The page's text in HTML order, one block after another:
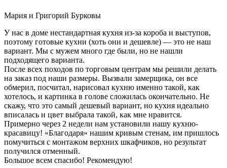
Мария и Григорий Бурковы
У нас в доме нестандартная кухня из-за короба и выступов,
поэтому готовые кухни (хоть они и дешевле) — это не наш
вариант. Мы с мужем много где были, но не нашли
подходящего варианта.
После всех походов по торговым центрам мы решили делать
на заказ под наши размеры. Вызвали замерщика, он все
обмерил, посчитал, нарисовал кухню именно такой, как
хотелось, и картинка в голове сложилась окончательно. Не
скажу, что это самый дешевый вариант, но кухня идеально
вписалась и цвет выбрала такой, как мне нравится.
Примерно через 2 недели нам установили нашу кухню-
красавицу! «Благодаря» нашим кривым стенам, им пришлось
помучиться с монтажом верхних шкафчиков, но результат
получился отменный.
Большое всем спасибо! Рекомендую!